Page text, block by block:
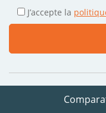
J’accepte la
Suivez-